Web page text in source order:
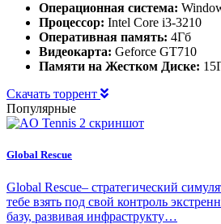
Операционная система:
Процессор: Intel Core i3-3210
Оперативная память: 4Гб
Видеокарта: Geforce GT710
Памяти на Жестком Диске:
Скачать торрент
Популярные
Global Rescue
Global Rescue– стратегический
тебе взять под свой контроль
базу, развивая инфраструкту…